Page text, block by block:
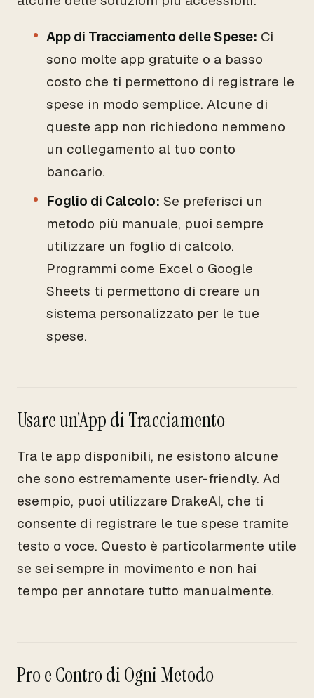
App di Tracciamento delle Spese: Ci
sono molte app gratuite o a basso
costo che ti permettono di registrare le
spese in modo semplice. Alcune di
queste app non richiedono nemmeno
un collegamento al tuo conto
bancario.
Foglio di Calcolo: Se preferisci un
metodo più manuale, puoi sempre
utilizzare un foglio di calcolo.
Programmi come Excel o Google
Sheets ti permettono di creare un
sistema personalizzato per le tue
spese.
Usare un'App di Tracciamento
Tra le app disponibili, ne esistono alcune
che sono estremamente user-friendly. Ad
esempio, puoi utilizzare DrakeAI, che ti
consente di registrare le tue spese tramite
testo o voce. Questo è particolarmente utile
se sei sempre in movimento e non hai
tempo per annotare tutto manualmente.
Pro e Contro di Ogni Metodo